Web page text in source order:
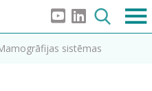
sistēmas